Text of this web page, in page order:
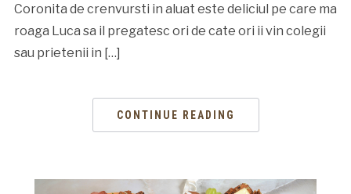
Coronita de crenvursti in aluat este deliciul pe care ma
roaga Luca sa il pregatesc ori de cate ori ii vin colegii
sau prietenii in […]
CONTINUE READING